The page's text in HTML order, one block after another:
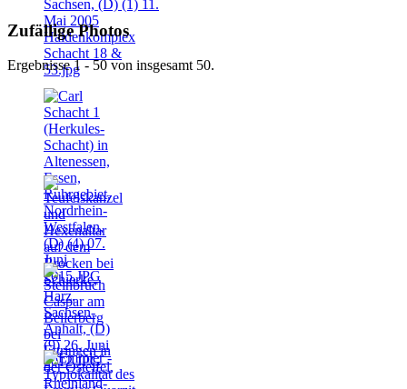
Zufällige Photos
Ergebnisse 1 - 50 von insgesamt 50.